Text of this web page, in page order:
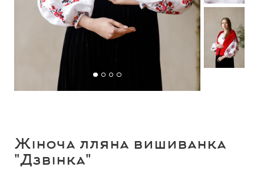
Жіноча лляна вишиванка
"Дзвінка"